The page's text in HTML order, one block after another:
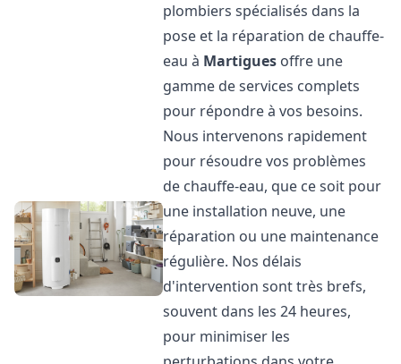
plombiers spécialisés dans la
pose et la réparation de chauffe-
eau à Martigues offre une
gamme de services complets
pour répondre à vos besoins.
Nous intervenons rapidement
pour résoudre vos problèmes
de chauffe-eau, que ce soit pour
une installation neuve, une
réparation ou une maintenance
régulière. Nos délais
d'intervention sont très brefs,
souvent dans les 24 heures,
pour minimiser les